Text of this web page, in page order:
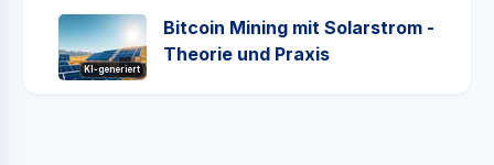
KI-generiert
Bitcoin Mining mit Solarstrom -
Theorie und Praxis